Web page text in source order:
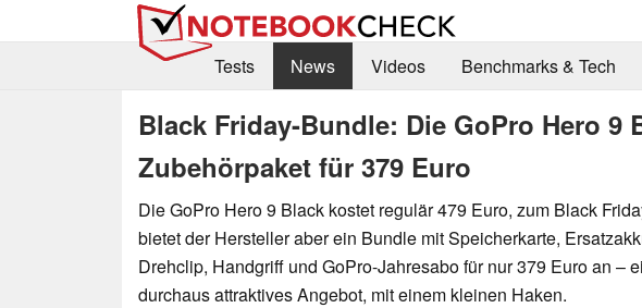
Tests
News Videos Benchmarks & Tech
Black Friday-Bundle: Die GoPro Hero
Zubehörpaket für 379 Euro
Die GoPro Hero 9 Black kostet regulär 479 Euro, zum Black
bietet der Hersteller aber ein Bundle mit Speicherkarte,
Drehclip, Handgriff und GoPro-Jahresabo für nur 379 Euro an –
durchaus attraktives Angebot, mit einem kleinen Haken.